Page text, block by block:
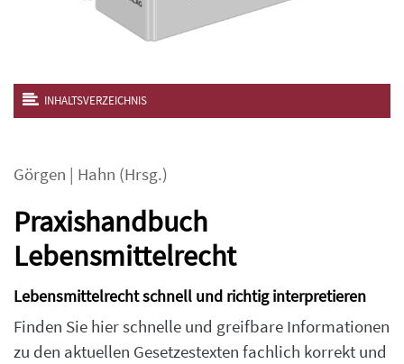
INHALTSVERZEICHNIS
Görgen | Hahn (Hrsg.)
Praxishandbuch
Lebensmittelrecht
Lebensmittelrecht schnell und richtig interpretieren
Finden Sie hier schnelle und greifbare Informationen
zu den aktuellen Gesetzestexten fachlich korrekt und